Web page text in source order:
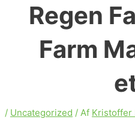
Regen
Farm
/ Uncategorized / Af Kristoffer